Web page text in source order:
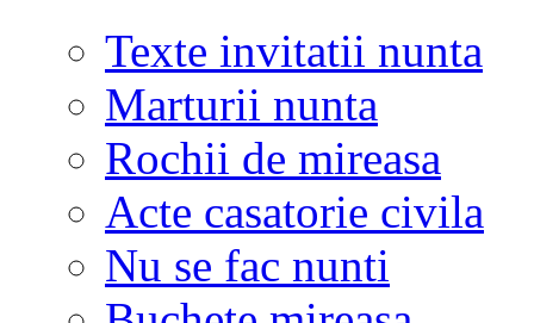
Texte invitatii nunta
Marturii nunta
Rochii de mireasa
Acte casatorie civila
Nu se fac nunti